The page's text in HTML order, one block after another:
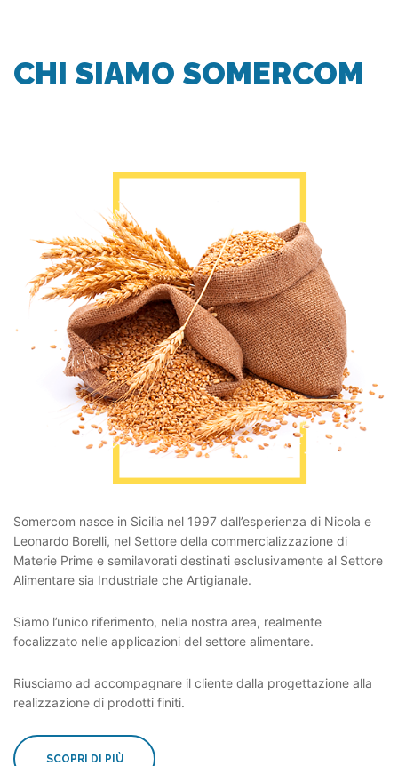
CHI SIAMO SOMERCOM
Somercom nasce in Sicilia nel 1997 dall’esperienza di Nicola e
Leonardo Borelli, nel Settore della commercializzazione di
Materie Prime e semilavorati destinati esclusivamente al Settore
Alimentare sia Industriale che Artigianale.
Siamo l’unico riferimento, nella nostra area, realmente
focalizzato nelle applicazioni del settore alimentare.
Riusciamo ad accompagnare il cliente dalla progettazione alla
realizzazione di prodotti finiti.
SCOPRI DI PIÙ